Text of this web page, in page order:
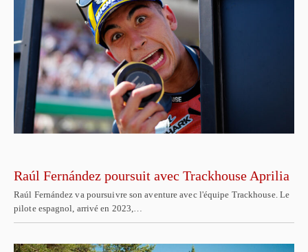
Raúl Fernández poursuit avec Trackhouse Aprilia
Raúl Fernández va poursuivre son aventure avec l'équipe Trackhouse. Le
pilote espagnol, arrivé en 2023,…